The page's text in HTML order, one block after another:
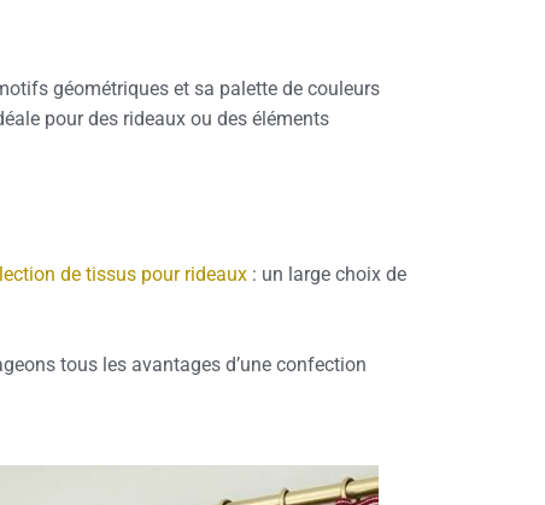
géométriques et sa palette de couleurs
pour des rideaux ou des éléments
de tissus pour rideaux : un large choix de
tous les avantages d’une confection